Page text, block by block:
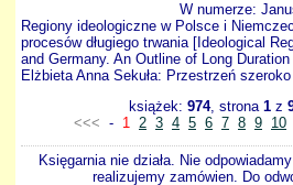
W numerze:
Regiony ideologiczne w Polsce i
procesów długiego trwania [Ideological
and Germany. An Outline of Long
Elżbieta Anna Sekuła: Przestrzeń
książek: 974, strona 1 z
<<< - 1 2 3 4 5 6 7 8 9 10
Księgarnia nie działa. Nie
realizujemy zamówien. Do